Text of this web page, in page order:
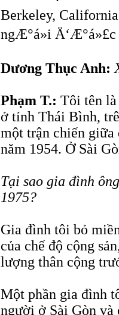
Berkeley,
ngÆ°á»i Ä‘Æ°á»£c
Dương Thục Anh:
Phạm T.: Tôi tên là
ở tỉnh Thái Bình,
một trận chiến
năm 1954. Ở Sài
Tại sao gia đình
1975?
Gia đình tôi bỏ
của chế độ cộng
lượng thân cộng
Một phần gia đình
người ở Sài Gòn và